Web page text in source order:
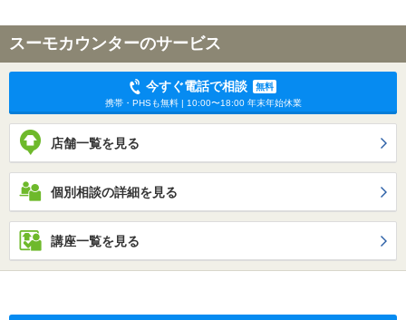
スーモカウンターのサービス
今すぐ電話で相談
無料
携帯・PHSも無料 | 10:00〜18:00 年末年始休業
店舗一覧を見る
個別相談の詳細を見る
講座一覧を見る